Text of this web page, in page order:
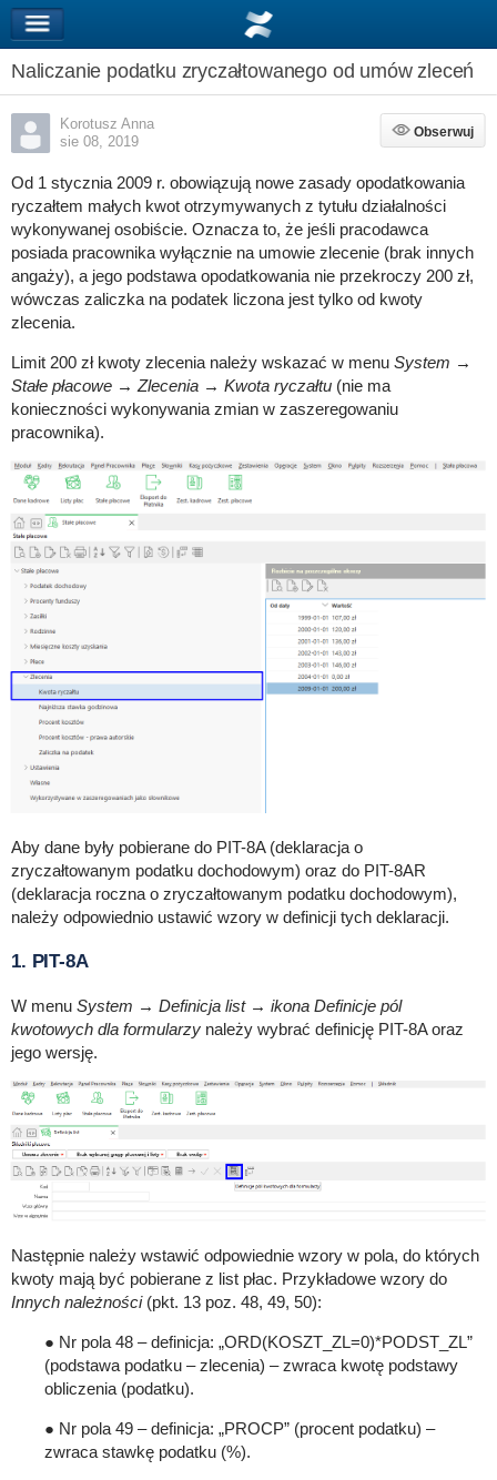
Naliczanie podatku zryczałtowanego od umów zleceń
Korotusz Anna
sie 08, 2019
Obserwuj
Obserwuj
Od 1 stycznia 2009 r. obowiązują nowe zasady opodatkowania
ryczałtem małych kwot otrzymywanych z tytułu działalności
wykonywanej osobiście. Oznacza to, że jeśli pracodawca
posiada pracownika wyłącznie na umowie zlecenie (brak innych
angaży), a jego podstawa opodatkowania nie przekroczy 200 zł,
wówczas zaliczka na podatek liczona jest tylko od kwoty
zlecenia.
Limit 200 zł kwoty zlecenia należy wskazać w menu System →
Stałe płacowe → Zlecenia → Kwota ryczałtu(nie ma
konieczności wykonywania zmian w zaszeregowaniu
pracownika).
Aby dane były pobierane do PIT-8A (deklaracja o
zryczałtowanym podatku dochodowym) oraz do PIT-8AR
(deklaracja roczna o zryczałtowanym podatku dochodowym),
należy odpowiednio ustawić wzory w definicji tych deklaracji.
1. PIT-8A
W menu System → Definicja list → ikona Definicje pól
kwotowych dla formularzynależy wybrać definicję PIT-8A oraz
jego wersję.
Następnie należy wstawić odpowiednie wzory w pola, do których
kwoty mają być pobierane z list płac. Przykładowe wzory do
Innych należności(pkt. 13 poz. 48, 49, 50):
● Nr pola 48 – definicja: „ORD(KOSZT_ZL=0)*PODST_ZL”
(podstawa podatku – zlecenia) – zwraca kwotę podstawy
obliczenia (podatku).
● Nr pola 49 – definicja: „PROCP” (procent podatku) –
zwraca stawkę podatku (%).